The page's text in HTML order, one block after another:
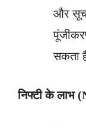
और
सकता
निफ्टी के लाभ (